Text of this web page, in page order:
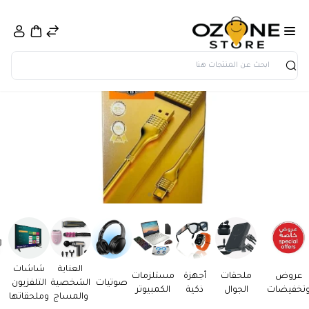
بحث
عروض
ملحقات
الجوال
أجهزة
ذكية
مستلزمات
الكمبيوتر
صوتيات
العناية
الشخصية
والمساج
شاشات
التلفزيون
وملحقاتها